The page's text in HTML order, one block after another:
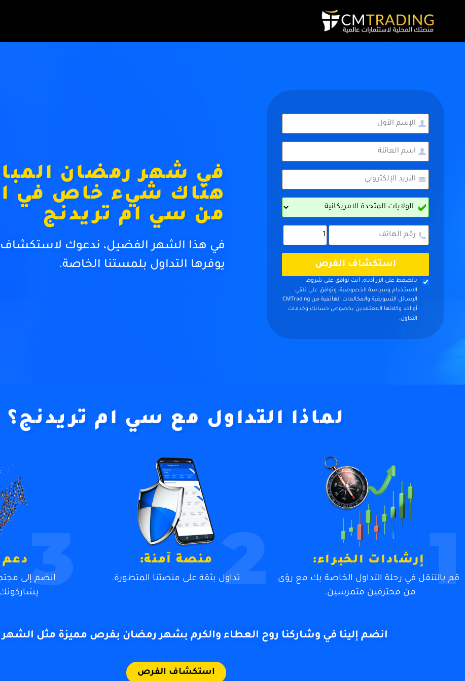
استكشاف الفرص
بالضغط على الزر أدناه، أنت توافق على شروط
الاستخدام وسياسة الخصوصية، وتوافق على تلقي
الرسائل التسويقية والمكالمات الهاتفية من CMTrading
أو احد وكلائها المعتمدين بخصوص حسابك وخدمات
التداول.
في شهر رمضان
هناك شيء خاص في
من سي ام تريدنج
في هذا الشهر الفضيل، ندعوك لاستكشاف
يوفرها التداول بلمستنا الخاصة.
لماذا التداول مع سي ام تريدنج؟
1 إرشادات الخبراء:
قم بالتنقل في رحلة التداول الخاصة بك مع رؤى
من محترفين متمرسين.
2 منصة آمنة:
تداول بثقة على منصتنا المتطورة. 3 دعم
انضم إلى
انضم إلينا في وشاركنا روح العطاء والكرم بشهر رمضان بفرص مميزة مثل
استكشاف الفرص